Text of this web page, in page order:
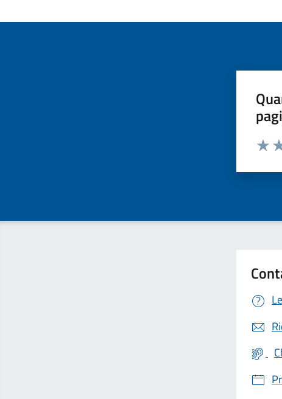
Valuta